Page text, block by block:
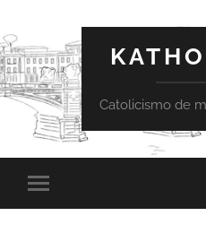
Catolicismo de
Toggle
mobile